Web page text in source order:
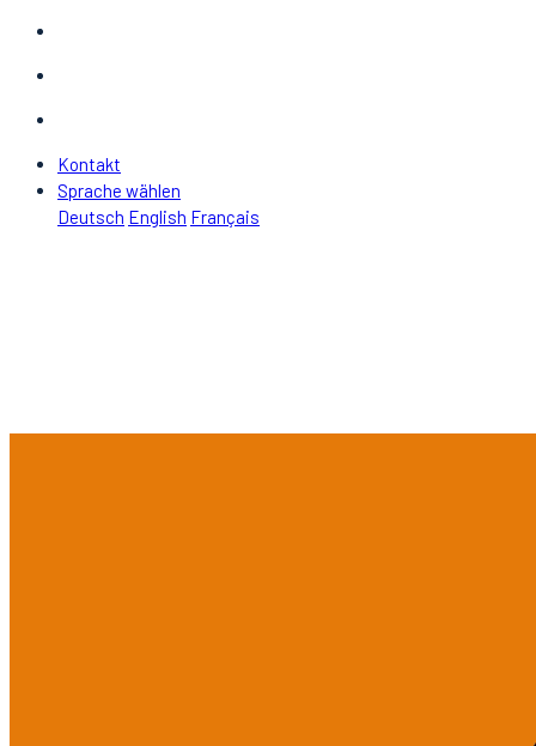
Kontakt
Sprache wählen
Deutsch English Français